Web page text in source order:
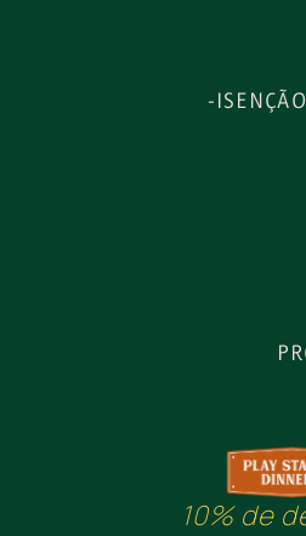
-
10% de